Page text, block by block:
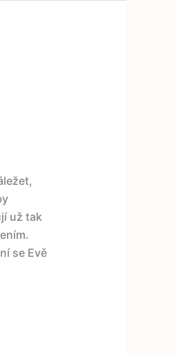
už tak
se Evě